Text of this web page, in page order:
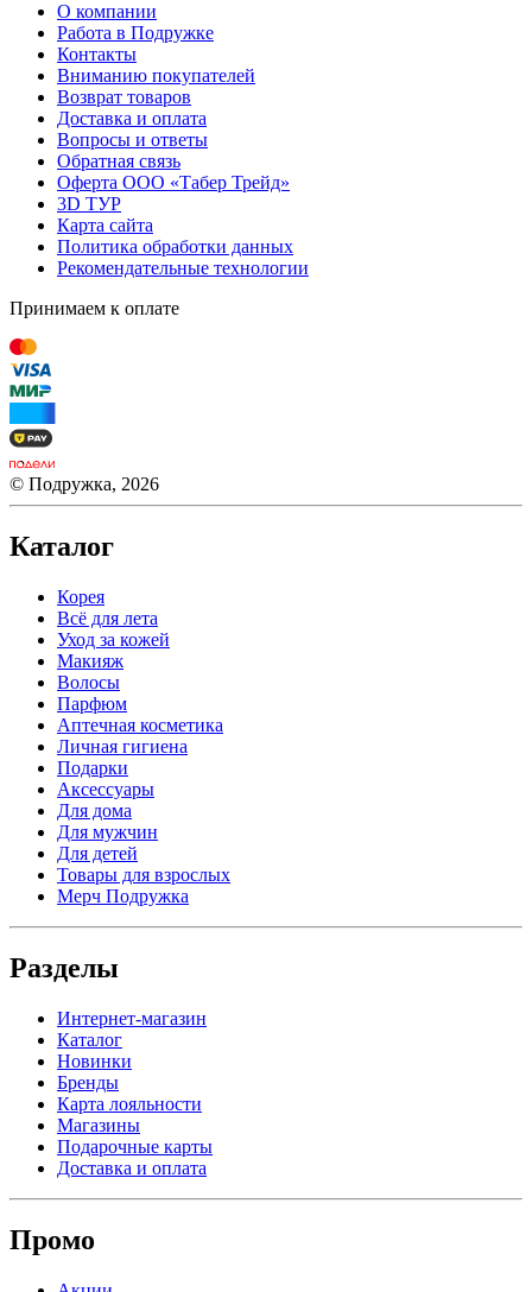
О компании
Работа в Подружке
Контакты
Вниманию покупателей
Возврат товаров
Доставка и оплата
Вопросы и ответы
Обратная связь
Оферта ООО «Табер Трейд»
3D ТУР
Карта сайта
Политика обработки данных
Рекомендательные технологии
Принимаем к оплате
© Подружка, 2026
Каталог
Корея
Всё для лета
Уход за кожей
Макияж
Волосы
Парфюм
Аптечная косметика
Личная гигиена
Подарки
Аксессуары
Для дома
Для мужчин
Для детей
Товары для взрослых
Мерч Подружка
Разделы
Интернет-магазин
Каталог
Новинки
Бренды
Карта лояльности
Магазины
Подарочные карты
Доставка и оплата
Промо